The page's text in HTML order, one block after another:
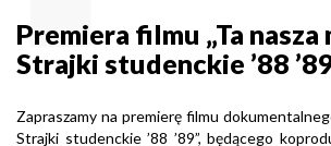
Premiera filmu „Ta nasza
Strajki studenckie ’88
Zapraszamy na premierę filmu
Strajki studenckie ’88 ’89”, będącego